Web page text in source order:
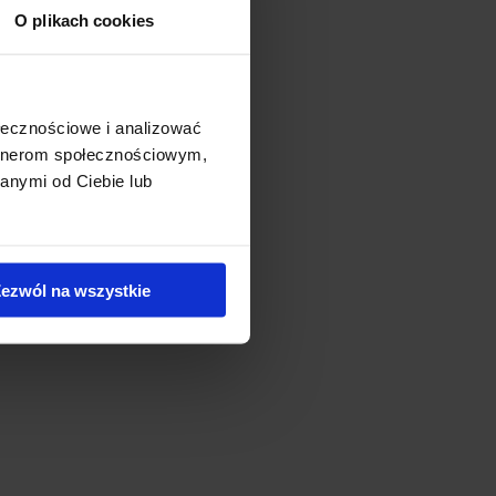
O plikach cookies
i analizować
społecznościowym,
od Ciebie lub
na wszystkie
rozsądek i kierować
aspektów, które
m. in.:
i inne składniki
białka w